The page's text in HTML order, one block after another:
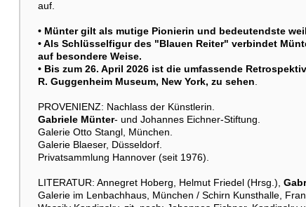
auf.
• Münter gilt als mutige Pionierin und bedeutendste
• Als Schlüsselfigur des "Blauen Reiter" verbindet
auf besondere Weise.
• Bis zum 26. April 2026 ist die umfassende
R. Guggenheim Museum, New York, zu sehen.
PROVENIENZ: Nachlass der Künstlerin.
Gabriele Münter- und Johannes Eichner-Stiftung.
Galerie Otto Stangl, München.
Galerie Blaeser, Düsseldorf.
Privatsammlung Hannover (seit 1976).
LITERATUR: Annegret Hoberg, Helmut Friedel (Hrsg.),
Galerie im Lenbachhaus, München / Schirn Kunsthalle,